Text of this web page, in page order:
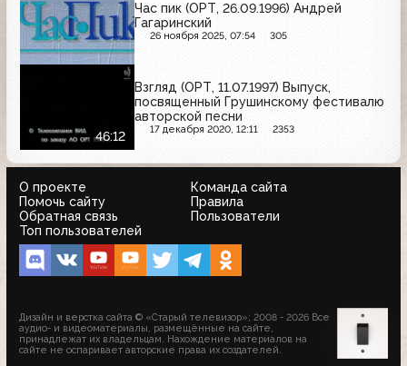
Час пик (ОРТ, 26.09.1996) Андрей
Гагаринский
26 ноября 2025, 07:54 305
46:12
Взгляд (ОРТ, 11.07.1997) Выпуск,
посвященный Грушинскому фестивалю
авторской песни
17 декабря 2020, 12:11 2353
О проекте
Команда сайта
Помочь сайту
Правила
Обратная связь
Пользователи
Топ пользователей
Дизайн и верстка сайта © «Старый телевизор»; 2008 - 2026 Все
аудио- и видеоматериалы, размещённые на сайте,
принадлежат их владельцам. Нахождение материалов на
сайте не оспаривает авторские права их создателей.